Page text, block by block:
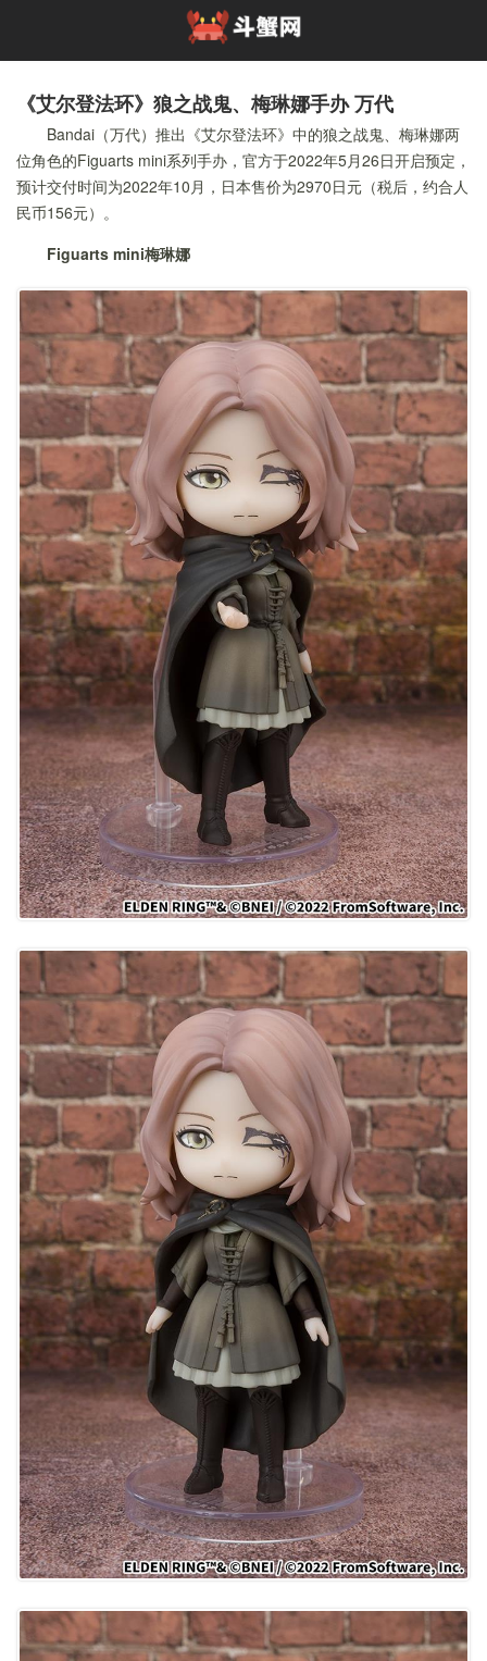
《艾尔登法环》狼之战鬼、梅琳娜手办 万代
Bandai（万代）推出《艾尔登法环》中的狼之战鬼、梅琳娜两
位角色的Figuarts mini系列手办，官方于2022年5月26日开启预定，
预计交付时间为2022年10月，日本售价为2970日元（税后，约合人
民币156元）。
Figuarts mini梅琳娜